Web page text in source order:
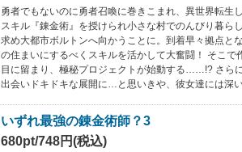
勇者でもないのに勇者召喚に巻きこまれ、異世界転生
スキル『錬金術』を授けられ小さな村でのんびり暮ら
求め大都市ボルトンへ向かうことに。到着早々拠点と
の住まいにするべくスキルを活かして大奮闘！ そこで
目に留まり、極秘プロジェクトが始動する……!? さら
出会いドキドキな展開に…と思いきや、彼女達には深
いずれ最強の錬金術師？3
680pt/748円(税込)